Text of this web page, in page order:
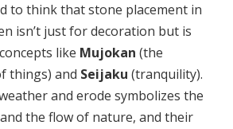
to think that stone placement in
isn’t just for decoration but is
like Mujokan (the
things) and Seijaku (tranquility).
and erode symbolizes the
the flow of nature, and their